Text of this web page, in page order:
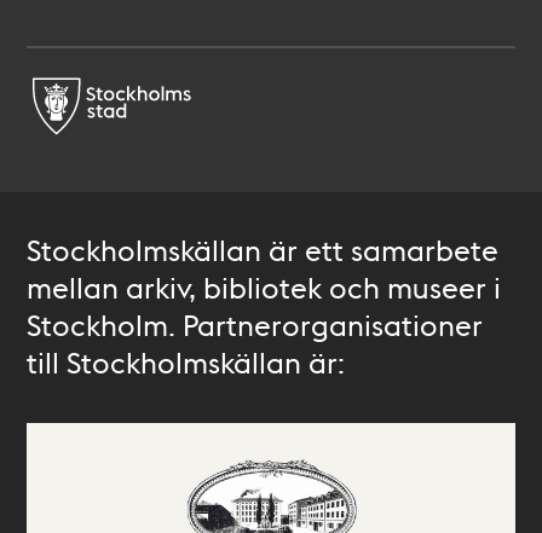
Stockholmskällan är ett samarbete
mellan arkiv, bibliotek och museer i
Stockholm. Partnerorganisationer
till Stockholmskällan är: